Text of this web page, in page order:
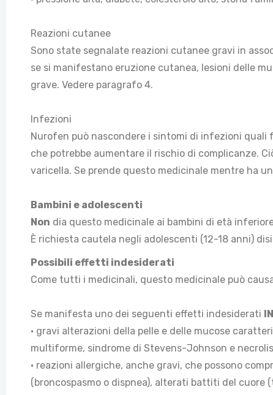
Reazioni cutanee
Sono state segnalate reazioni cutanee gravi in
se si manifestano eruzione cutanea, lesioni delle
grave. Vedere paragrafo 4.
Infezioni
Nurofen può nascondere i sintomi di infezioni
che potrebbe aumentare il rischio di complicanze.
varicella. Se prende questo medicinale mentre ha
Bambini e adolescenti
Non dia questo medicinale ai bambini di età
È richiesta cautela negli adolescenti (12-18 anni)
Possibili effetti indesiderati
Come tutti i medicinali, questo medicinale può
Se manifesta uno dei seguenti effetti indesiderati
• gravi alterazioni della pelle e delle mucose
multiforme, sindrome di Stevens-Johnson e
• reazioni allergiche, anche gravi, che possono
(broncospasmo o dispnea), alterati battiti del cuore